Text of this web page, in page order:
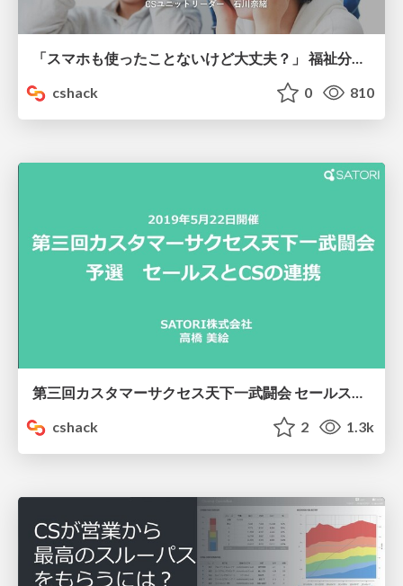
「スマホも使ったことないけど大丈夫？」 福祉分野におけるVRxSaaSのカスタマーサクセス - 決勝資料
cshack
0 810
第三回カスタマーサクセス天下一武闘会 セールスとCSの連携
cshack
2 1.3k